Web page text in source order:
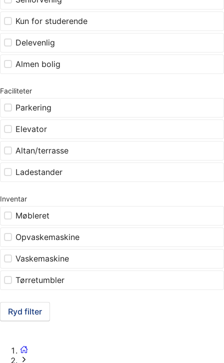
Kun for studerende
Delevenlig
Almen bolig
Faciliteter
Parkering
Elevator
Altan/terrasse
Ladestander
Inventar
Møbleret
Opvaskemaskine
Vaskemaskine
Tørretumbler
Ryd filter